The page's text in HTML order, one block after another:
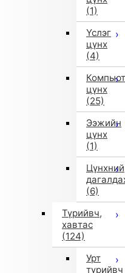
(1)
Үслэг
цүнх
(4)
цүнх
(25)
Ээжийн
цүнх
(1)
Цүнхний
(6)
Түрийвч,
хавтас
(124)
Урт
түрийвч